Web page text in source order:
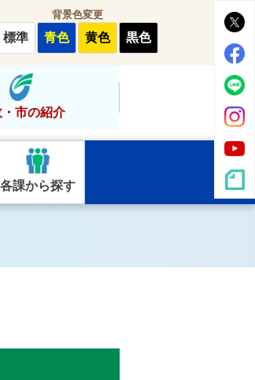
背景色変更
標準 青色 黄色 黒色
市の紹介
各課から探す